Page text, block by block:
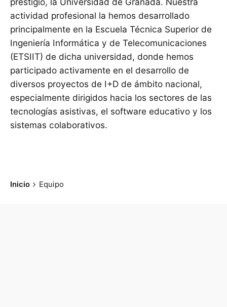
actividad profesional la hemos desarrollado
principalmente en la Escuela Técnica Superior de
Ingeniería Informática y de Telecomunicaciones
(ETSIIT) de dicha universidad, donde hemos
participado activamente en el desarrollo de
diversos proyectos de I+D de ámbito nacional,
especialmente dirigidos hacia los sectores de las
tecnologías asistivas, el software educativo y los
sistemas colaborativos.
Inicio Equipo